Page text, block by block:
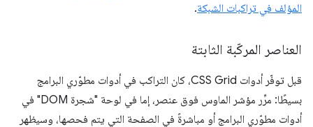
المؤلف في تراكبات الشبكة.
العناصر المركّبة الثابتة
قبل توفّر أدوات CSS Grid، كان التراكب في أدوات مطوّري البرامج
بسيطًا: مرِّر مؤشر الماوس فوق عنصر، إما في لوحة "شجرة DOM" في
أدوات مطوّري البرامج أو مباشرةً في الصفحة التي يتم فحصها، وسيظهر